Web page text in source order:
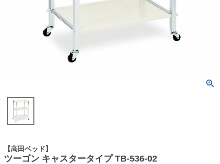
冷・温感パップ用品／軟
テーブル・ベッド
ディスポーザブルカバー
【高田ベッド】
ツーゴン キャスタータイプ TB-536-02